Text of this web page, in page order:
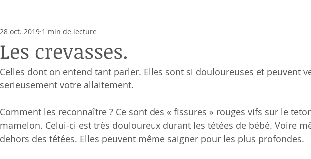
Les crevasses.
28 oct. 2019 1 min de lecture
Celles dont on entend tant parler. Elles sont si douloureuses et peuvent
serieusement votre allaitement.
Comment les reconnaître ? Ce sont des « fissures » rouges vifs sur le
mamelon. Celui-ci est très douloureux durant les tétées de bébé. Voire
dehors des tétées. Elles peuvent même saigner pour les plus profondes.